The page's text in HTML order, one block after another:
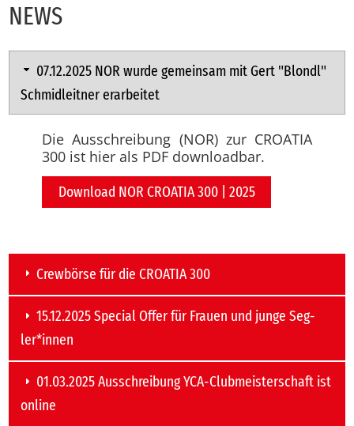
NEWS
07.12.2025 NOR wur­de ge­mein­sam mit Gert "Blondl"
Schmid­leit­ner er­ar­bei­tet
Die Ausschreibung (NOR) zur CROATIA
300 ist hier als PDF downloadbar.
Download NOR CROATIA 300 | 2025
Crew­bör­se für die CROA­TIA 300
15.12.2025 Spe­cial Of­fer für Frau­en und jun­ge Seg­
ler*in­nen
01.03.2025 Aus­schrei­bung YCA-Club­meis­ter­schaft ist
on­line